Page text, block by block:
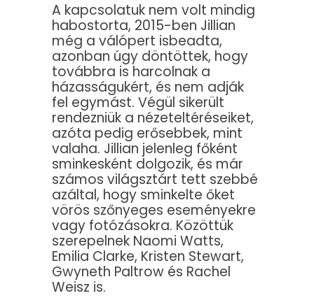
A kapcsolatuk nem volt mindig
habostorta, 2015-ben Jillian
még a válópert isbeadta,
azonban úgy döntöttek, hogy
továbbra is harcolnak a
házasságukért, és nem adják
fel egymást. Végül sikerült
rendezniük a nézeteltéréseiket,
azóta pedig erősebbek, mint
valaha. Jillian jelenleg főként
sminkesként dolgozik, és már
számos világsztárt tett szebbé
azáltal, hogy sminkelte őket
vörös szőnyeges eseményekre
vagy fotózásokra. Közöttük
szerepelnek Naomi Watts,
Emilia Clarke, Kristen Stewart,
Gwyneth Paltrow és Rachel
Weisz is.